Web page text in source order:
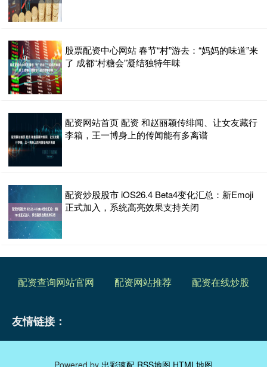
股票配资中心网站 春节“村”游去：“妈妈的味道”来
了 成都“村糖会”凝结独特年味
配资网站首页 配资 和赵丽颖传绯闻、让女友藏行
李箱，王一博身上的传闻能有多离谱
配资炒股股市 iOS26.4 Beta4变化汇总：新Emoji
正式加入，系统高亮效果支持关闭
配资查询网站官网 配资网站推荐 配资在线炒股
友情链接：
Powered by 出彩速配 RSS地图 HTML地图